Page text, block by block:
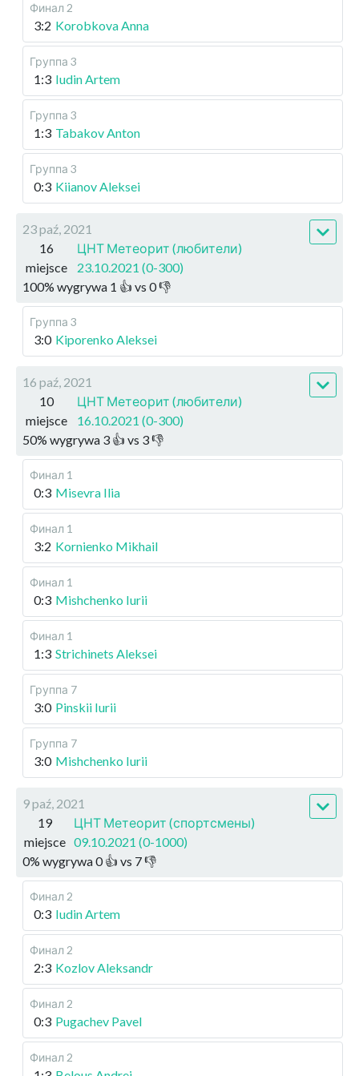
Финал 2
3:2 Korobkova Anna
Группа 3
1:3 Iudin Artem
Группа 3
1:3 Tabakov Anton
Группа 3
0:3 Kiianov Aleksei
23 paź, 2021
16
miejsce
ЦНТ Метеорит (любители)
23.10.2021 (0-300)
100% wygrywa 1 👍 vs 0👎
Группа 3
3:0 Kiporenko Aleksei
16 paź, 2021
10
miejsce
ЦНТ Метеорит (любители)
16.10.2021 (0-300)
50% wygrywa 3 👍 vs 3👎
Финал 1
0:3 Misevra Ilia
Финал 1
3:2 Kornienko Mikhail
Финал 1
0:3 Mishchenko Iurii
Финал 1
1:3 Strichinets Aleksei
Группа 7
3:0 Pinskii Iurii
Группа 7
3:0 Mishchenko Iurii
9 paź, 2021
19
miejsce
ЦНТ Метеорит (спортсмены)
09.10.2021 (0-1000)
0% wygrywa0👍 vs 7👎
Финал 2
0:3 Iudin Artem
Финал 2
2:3 Kozlov Aleksandr
Финал 2
0:3 Pugachev Pavel
Финал 2